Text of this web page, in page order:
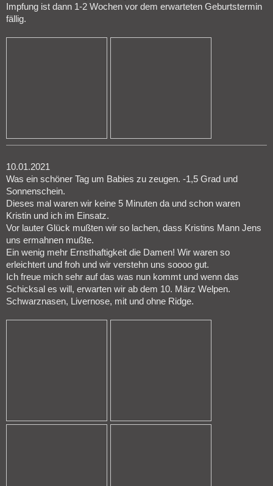
Impfung ist dann 1-2 Wochen vor dem erwarteten Geburtstermin
fällig.
10.01.2021
Was ein schöner Tag um Babies zu zeugen. -1,5 Grad und
Sonnenschein.
Dieses mal waren wir keine 5 Minuten da und schon waren
Kristin und ich im Einsatz.
Vor lauter Glück mußten wir so lachen, dass Kristins Mann Jens
uns ermahnen mußte.
Ein wenig mehr Ernsthaftigkeit die Damen! Wir waren so
erleichtert und froh und wir verstehn uns soooo gut.
Ich freue mich sehr auf das was nun kommt und wenn das
Schicksal es will, erwarten wir ab dem 10. März Welpen.
Schwarznasen, Livernose, mit und ohne Ridge.